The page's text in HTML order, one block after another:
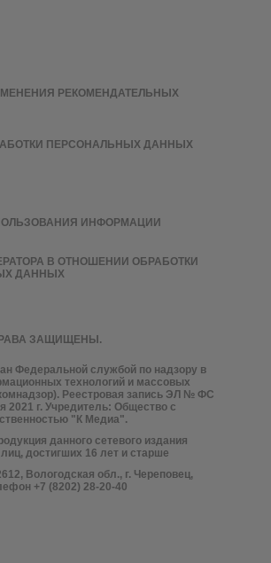
ЗАЩИЩЕНЫ.
Федеральной службой по надзору в
технологий и массовых
Реестровая запись ЭЛ № ФС
2021 г. Учредитель: Общество с
"К Медиа".
данного сетевого издания
достигших 16 лет и старше
Вологодская обл., г. Череповец,
+7 (8202) 28-20-40
РЕКОМЕНДАТЕЛЬНЫХ
ПЕРСОНАЛЬНЫХ ДАННЫХ
ИНФОРМАЦИИ
В ОТНОШЕНИИ ОБРАБОТКИ
ДАННЫХ